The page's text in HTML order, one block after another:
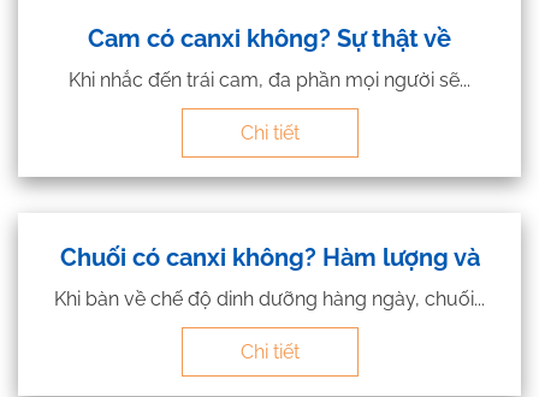
Cam có canxi không? Sự thật về
Khi nhắc đến trái cam, đa phần mọi người sẽ...
Chi tiết
Chuối có canxi không? Hàm lượng và
Khi bàn về chế độ dinh dưỡng hàng ngày, chuối...
Chi tiết